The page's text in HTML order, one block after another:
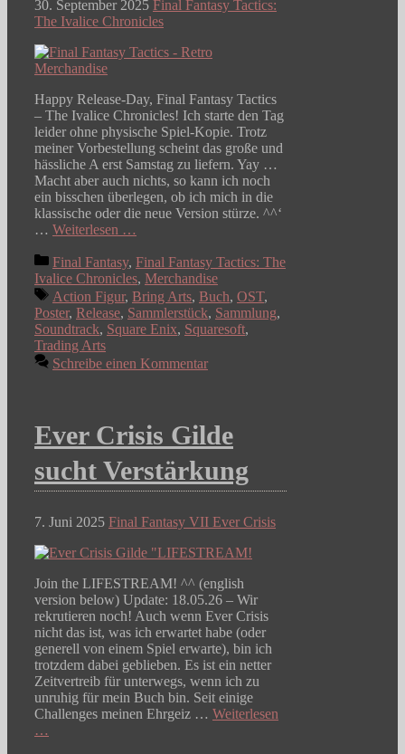
30. September 2025 Final Fantasy Tactics:
The Ivalice Chronicles
Happy Release-Day, Final Fantasy Tactics
– The Ivalice Chronicles! Ich starte den Tag
leider ohne physische Spiel-Kopie. Trotz
meiner Vorbestellung scheint das große und
hässliche A erst Samstag zu liefern. Yay …
Macht aber auch nichts, so kann ich noch
ein bisschen überlegen, ob ich mich in die
klassische oder die neue Version stürze. ^^‘
… Weiterlesen …
Kategorien
Final Fantasy, Final Fantasy Tactics: The
Ivalice Chronicles, Merchandise
Schlagwörter
Action Figur, Bring Arts, Buch, OST,
Poster, Release, Sammlerstück, Sammlung,
Soundtrack, Square Enix, Squaresoft,
Trading Arts
Schreibe einen Kommentar
Ever Crisis Gilde
sucht Verstärkung
7. Juni 2025 Final Fantasy VII Ever Crisis
Join the LIFESTREAM! ^^ (english
version below) Update: 18.05.26 – Wir
rekrutieren noch! Auch wenn Ever Crisis
nicht das ist, was ich erwartet habe (oder
generell von einem Spiel erwarte), bin ich
trotzdem dabei geblieben. Es ist ein netter
Zeitvertreib für unterwegs, wenn ich zu
unruhig für mein Buch bin. Seit einige
Challenges meinen Ehrgeiz … Weiterlesen
…